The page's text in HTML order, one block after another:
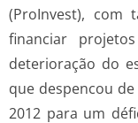
(ProInvest), com
financiar
deterioração do
que despencou
2012 para um